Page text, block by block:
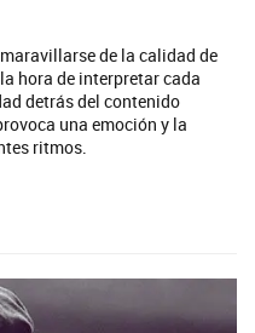
de la calidad de
hora de interpretar cada
detrás del contenido
una emoción y la
ritmos.